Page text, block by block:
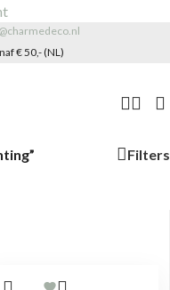
€ 50,- (NL)
Filters